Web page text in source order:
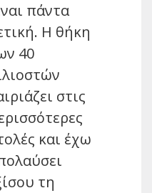
πάντα
Η θήκη
40
στις
και έχω
τη